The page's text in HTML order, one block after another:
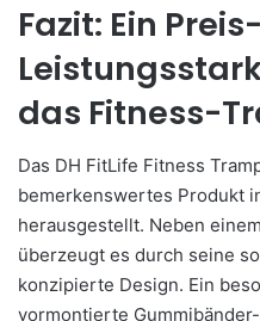
Fazit: Ein Preis-
das Fitness-
Das DH FitLife Fitness
bemerkenswertes Produkt
herausgestellt. Neben
überzeugt es durch seine
konzipierte Design. Ein
vormontierte